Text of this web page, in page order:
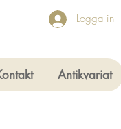
Logga in
Antikvariat